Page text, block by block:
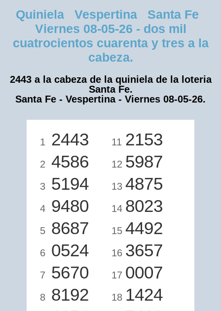
Quiniela Vespertina Santa Fe
Viernes 08-05-26 - dos mil
cuatrocientos cuarenta y tres a la
cabeza.
2443 a la cabeza de la quiniela de la loteria
Santa Fe.
Santa Fe - Vespertina - Viernes 08-05-26.
1 2443
2 4586
3 5194
4 9480
5 8687
6 0524
7 5670
8 8192
11 2153
12 5987
13 4875
14 8023
15 4492
16 3657
17 0007
18 1424